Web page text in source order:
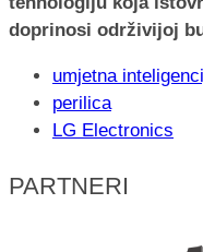
doprinosi održivijoj
umjetna
perilica
LG Electronics
PARTNERI